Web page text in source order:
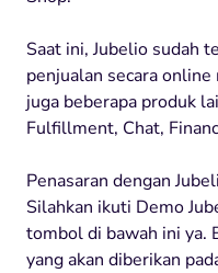
Saat ini, Jubelio sudah
penjualan secara
juga beberapa produk
Fulfillment, Chat,
Penasaran dengan
Silahkan ikuti Demo
tombol di bawah ini ya.
yang akan diberikan